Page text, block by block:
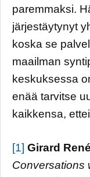
paremmaksi.
järjestäytynyt
koska se
maailman
keskuksessa
enää tarvitse
kaikkensa,
[1] Girard
Conversations